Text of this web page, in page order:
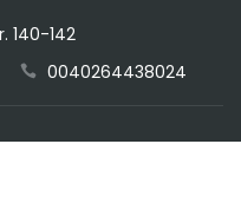
140-142
0040264438024